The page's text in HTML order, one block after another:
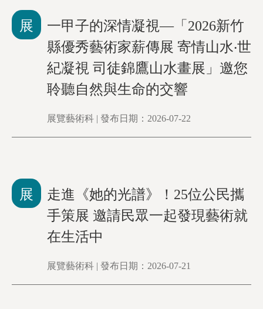
展
一甲子的深情凝視—「2026新竹
縣優秀藝術家薪傳展 寄情山水‧世
紀凝視 司徒錦鷹山水畫展」邀您
聆聽自然與生命的交響
展覽藝術科 | 發布日期：2026-07-22
展
走進《她的光譜》！25位公民攜
手策展 邀請民眾一起發現藝術就
在生活中
展覽藝術科 | 發布日期：2026-07-21